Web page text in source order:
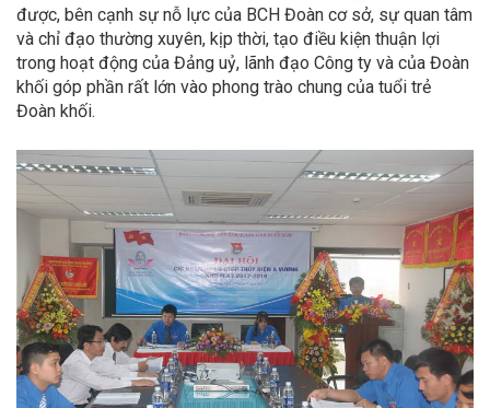
được, bên cạnh sự nỗ lực của BCH Đoàn cơ sở, sự quan tâm
và chỉ đạo thường xuyên, kịp thời, tạo điều kiện thuận lợi
trong hoạt động của Đảng uỷ, lãnh đạo Công ty và của Đoàn
khối góp phần rất lớn vào phong trào chung của tuổi trẻ
Đoàn khối.